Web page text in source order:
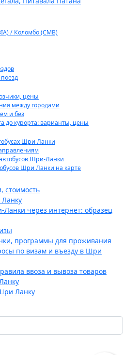
/ Коломбо (CMB)
цены
между городами
и без
до курорта: варианты, цены
Шри Ланки
Шри-Ланки
Шри Ланки на карте
стоимость
через интернет: образец
программы для проживания
по визам и въезду в Шри
ввоза и вывоза товаров
Ланку